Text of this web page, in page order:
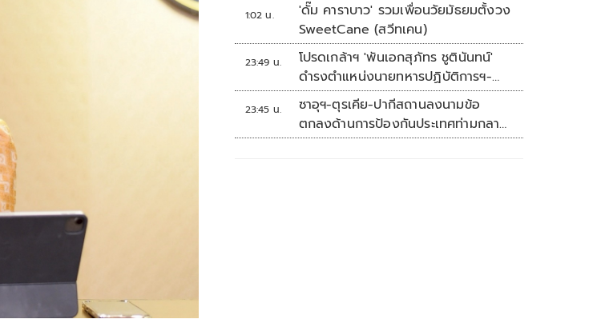
1:02 น.
'ดั๊ม คาราบาว' รวมเพื่อนวัยมัธยมตั้งวง
SweetCane (สวีทเคน)
23:49 น.
โปรดเกล้าฯ 'พันเอกสุภัทร ชูตินันทน์'
ดำรงตำแหน่งนายทหารปฏิบัติการฯ-
พระราชทานยศ 'พลตรี'
23:45 น.
ซาอุฯ-ตุรเคีย-ปากีสถานลงนามข้อ
ตกลงด้านการป้องกันประเทศท่ามกลาง
สงครามในภูมิภาค